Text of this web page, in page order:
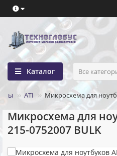
Каталог Все
ATI Микросхема для
Микросхема для
215-0752007 BULK